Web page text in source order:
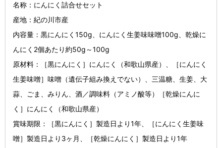
名称：にんにく詰合せセット
産地：紀の川市産
内容量：黒にんにく150g、にんにく生姜味味噌100g、乾燥に
んにく2個あたり約50g～100g
原材料：［黒にんにく］にんにく（和歌山県産）、［にんにく
生姜味噌］味噌（遺伝子組み換えでない）、三温糖、生姜、大
蒜、ごま、みりん、酒／調味料（アミノ酸等）［乾燥にんに
く］にんにく（和歌山県産）
賞味期限：［黒にんにく］製造日より1年、［にんにく生姜味
噌］製造日より3ヶ月、［乾燥にんにく］製造日より1年